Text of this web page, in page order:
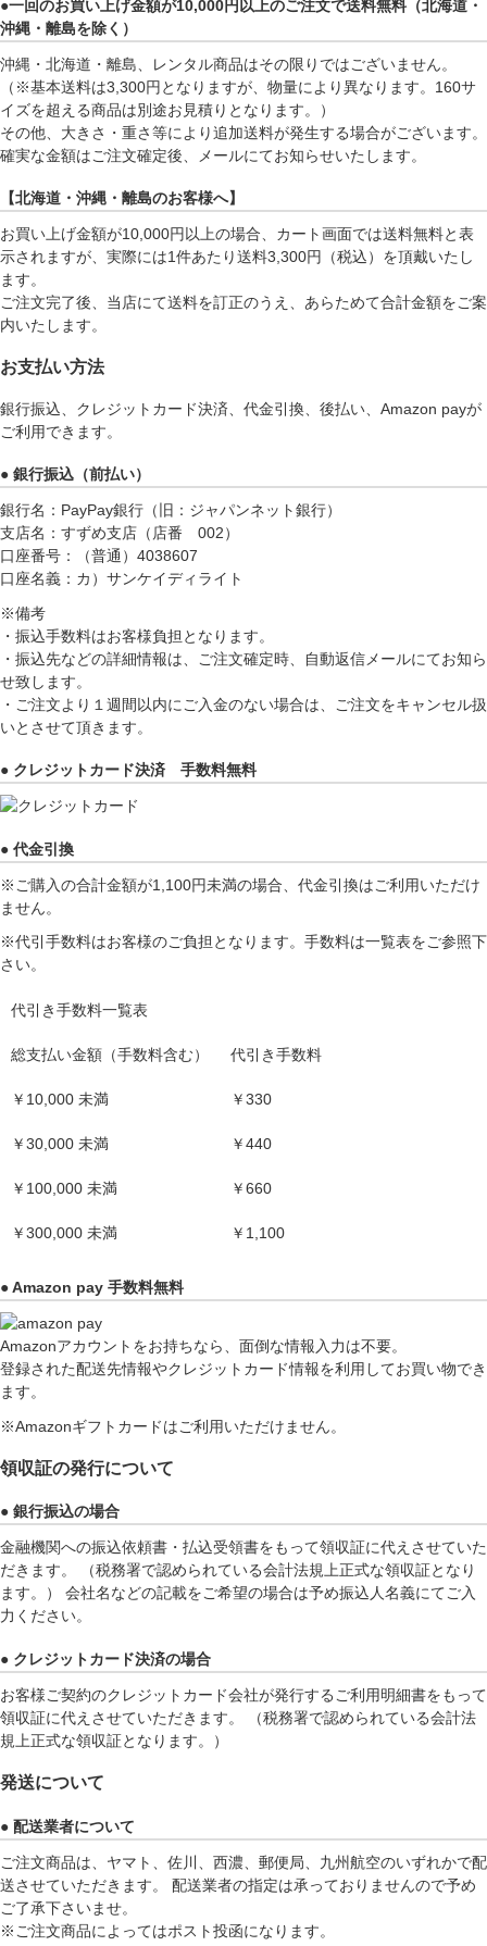
●一回のお買い上げ金額が10,000円以上のご注文で送料無料（北海道・
沖縄・離島を除く）
沖縄・北海道・離島、レンタル商品はその限りではございません。
（※基本送料は3,300円となりますが、物量により異なります。160サ
イズを超える商品は別途お見積りとなります。）
その他、大きさ・重さ等により追加送料が発生する場合がございます。
確実な金額はご注文確定後、メールにてお知らせいたします。
【北海道・沖縄・離島のお客様へ】
お買い上げ金額が10,000円以上の場合、カート画面では送料無料と表
示されますが、実際には1件あたり送料3,300円（税込）を頂戴いたし
ます。
ご注文完了後、当店にて送料を訂正のうえ、あらためて合計金額をご案
内いたします。
お支払い方法
銀行振込、クレジットカード決済、代金引換、後払い、Amazon payが
ご利用できます。
● 銀行振込（前払い）
銀行名：PayPay銀行（旧：ジャパンネット銀行）
支店名：すずめ支店（店番 002）
口座番号：（普通）4038607
口座名義：カ）サンケイディライト
※備考
・振込手数料はお客様負担となります。
・振込先などの詳細情報は、ご注文確定時、自動返信メールにてお知ら
せ致します。
・ご注文より１週間以内にご入金のない場合は、ご注文をキャンセル扱
いとさせて頂きます。
● クレジットカード決済 手数料無料
● 代金引換
※ご購入の合計金額が1,100円未満の場合、代金引換はご利用いただけ
ません。
※代引手数料はお客様のご負担となります。手数料は一覧表をご参照下
さい。
代引き手数料一覧表
総支払い金額（手数料含む） 代引き手数料
￥10,000 未満 ￥330
￥30,000 未満 ￥440
￥100,000 未満 ￥660
￥300,000 未満 ￥1,100
● Amazon pay 手数料無料
Amazonアカウントをお持ちなら、面倒な情報入力は不要。
登録された配送先情報やクレジットカード情報を利用してお買い物でき
ます。
※Amazonギフトカードはご利用いただけません。
領収証の発行について
● 銀行振込の場合
金融機関への振込依頼書・払込受領書をもって領収証に代えさせていた
だきます。 （税務署で認められている会計法規上正式な領収証となり
ます。） 会社名などの記載をご希望の場合は予め振込人名義にてご入
力ください。
● クレジットカード決済の場合
お客様ご契約のクレジットカード会社が発行するご利用明細書をもって
領収証に代えさせていただきます。 （税務署で認められている会計法
規上正式な領収証となります。）
発送について
● 配送業者について
ご注文商品は、ヤマト、佐川、西濃、郵便局、九州航空のいずれかで配
送させていただきます。 配送業者の指定は承っておりませんので予め
ご了承下さいませ。
※ご注文商品によってはポスト投函になります。